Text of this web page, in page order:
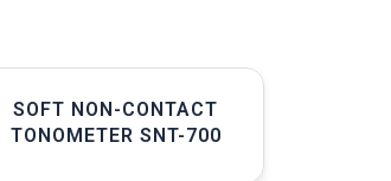
SOFT NON-CONTACT
TONOMETER SNT-700